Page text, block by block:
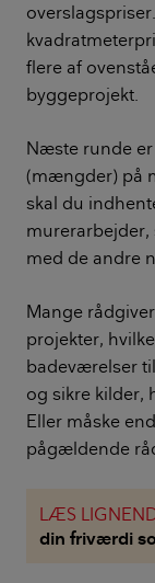
flere af
byggeprojekt.
Næste runde
(mængder) på
skal du
murerarbejder,
med de andre
Mange
projekter,
badeværelser
og sikre kilder,
Eller måske
pågældende
LÆS
din friværdi